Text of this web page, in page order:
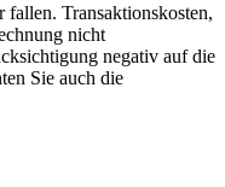
fallen. Transaktionskosten,
nicht
negativ auf die
Sie auch die